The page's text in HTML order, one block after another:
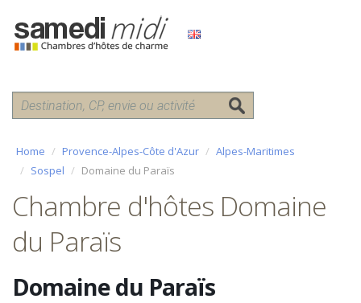
Home Provence-Alpes-Côte d'Azur
Alpes-Maritimes
Sospel
Domaine du Paraïs
Chambre d'hôtes Domaine
du Paraïs
Domaine du Paraïs